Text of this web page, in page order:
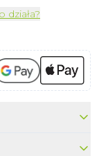
działa?